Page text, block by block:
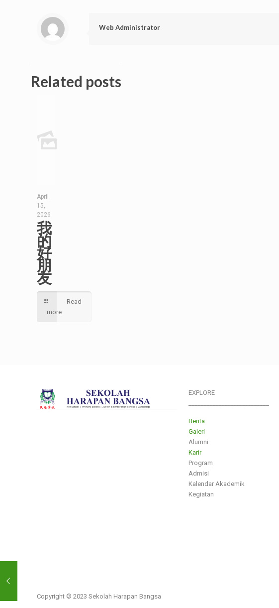
Web Administrator
Related posts
April
15,
2026
我
的
好
朋
友
Read
more
EXPLORE
Berita
Galeri
Alumni
Karir
Program
Admisi
Kalendar Akademik
Kegiatan
Copyright © 2023 Sekolah Harapan Bangsa